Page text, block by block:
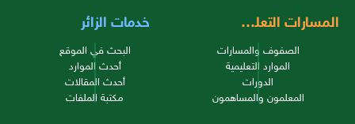
المسارات التعليمية
الصفوف والمسارات
الموارد التعليمية
الدورات
المعلمون والمساهمون
خدمات الزائر
البحث في الموقع
أحدث الموارد
أحدث المقالات
مكتبة الملفات